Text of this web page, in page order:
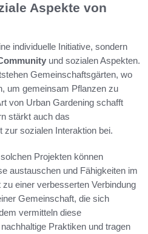
Aspekte von
individuelle Initiative, sondern
und sozialen Aspekten.
Gemeinschaftsgärten, wo
um gemeinsam Pflanzen zu
von Urban Gardening schafft
stärkt auch das
zur sozialen Interaktion bei.
Projekten können
austauschen und Fähigkeiten im
einer verbesserten Verbindung
Gemeinschaft, die sich
vermitteln diese
Praktiken und tragen